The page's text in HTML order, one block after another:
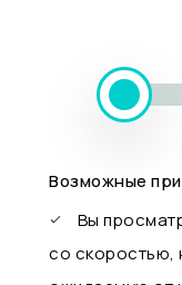
Возможные
Вы
со